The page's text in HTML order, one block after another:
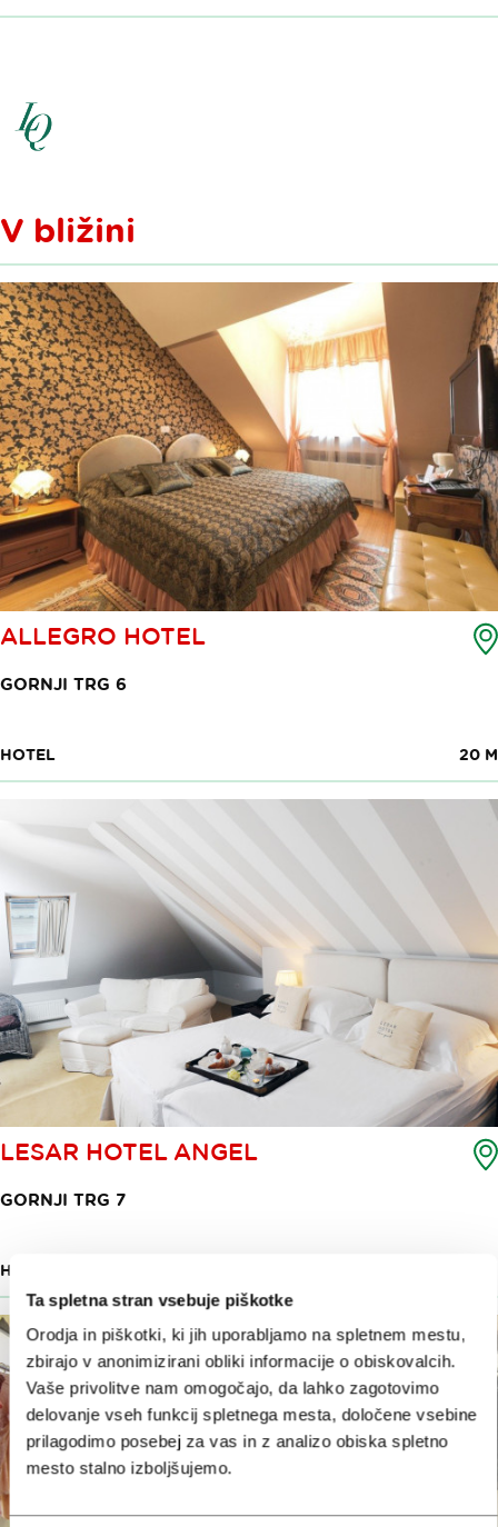
Ta spletna stran vsebuje piškotke
Orodja in piškotki, ki jih uporabljamo na spletnem mestu,
zbirajo v anonimizirani obliki informacije o obiskovalcih.
Vaše privolitve nam omogočajo, da lahko zagotovimo
delovanje vseh funkcij spletnega mesta, določene vsebine
prilagodimo posebej za vas in z analizo obiska spletno
mesto stalno izboljšujemo.
V bližini
ALLEGRO HOTEL
GORNJI TRG 6
HOTEL 20 M
LESAR HOTEL ANGEL
GORNJI TRG 7
HOTEL